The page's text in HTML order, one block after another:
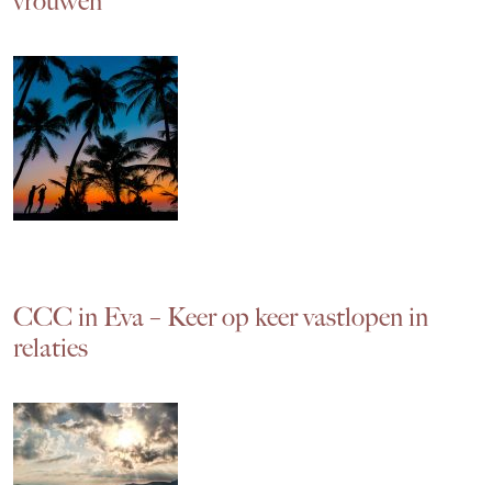
CCC in Eva – Keer op keer vastlopen in
relaties